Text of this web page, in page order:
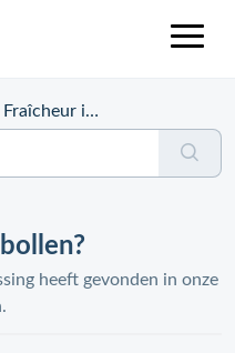
ijsbollen?
heeft gevonden in onze